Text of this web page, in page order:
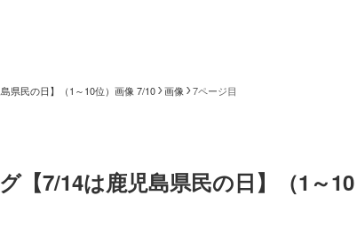
県民の日】（1～10位）画像 7/10 画像 7ページ目
【7/14は鹿児島県民の日】（1～10